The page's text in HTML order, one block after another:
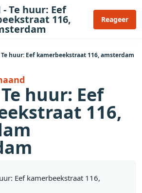
- Te huur: Eef
116, Reageer
Te huur: Eef kamerbeekstraat 116, amsterdam
huur: Eef
116,
Eef kamerbeekstraat 116,